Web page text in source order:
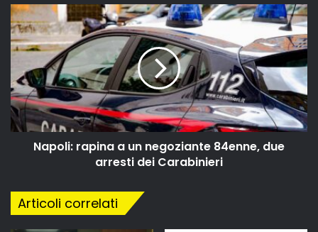
Napoli: rapina a un negoziante 84enne, due
arresti dei Carabinieri
Articoli correlati